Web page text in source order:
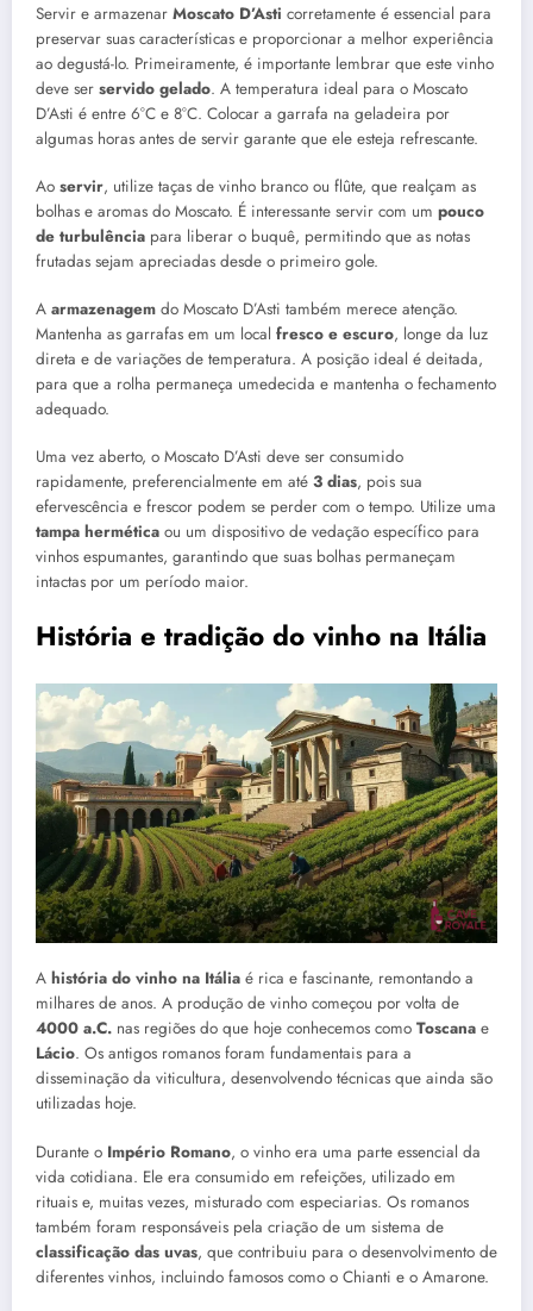
Servir e armazenar Moscato D’Asti corretamente é essencial para
preservar suas características e proporcionar a melhor experiência
ao degustá-lo. Primeiramente, é importante lembrar que este vinho
deve ser servido gelado. A temperatura ideal para o Moscato
D’Asti é entre 6°C e 8°C. Colocar a garrafa na geladeira por
algumas horas antes de servir garante que ele esteja refrescante.
Ao servir, utilize taças de vinho branco ou flûte, que realçam as
bolhas e aromas do Moscato. É interessante servir com um pouco
de turbulência para liberar o buquê, permitindo que as notas
frutadas sejam apreciadas desde o primeiro gole.
A armazenagem do Moscato D’Asti também merece atenção.
Mantenha as garrafas em um local fresco e escuro, longe da luz
direta e de variações de temperatura. A posição ideal é deitada,
para que a rolha permaneça umedecida e mantenha o fechamento
adequado.
Uma vez aberto, o Moscato D’Asti deve ser consumido
rapidamente, preferencialmente em até 3 dias, pois sua
efervescência e frescor podem se perder com o tempo. Utilize uma
tampa hermética ou um dispositivo de vedação específico para
vinhos espumantes, garantindo que suas bolhas permaneçam
intactas por um período maior.
História e tradição do vinho na Itália
A história do vinho na Itália é rica e fascinante, remontando a
milhares de anos. A produção de vinho começou por volta de
4000 a.C. nas regiões do que hoje conhecemos como Toscana e
Lácio. Os antigos romanos foram fundamentais para a
disseminação da viticultura, desenvolvendo técnicas que ainda são
utilizadas hoje.
Durante o Império Romano, o vinho era uma parte essencial da
vida cotidiana. Ele era consumido em refeições, utilizado em
rituais e, muitas vezes, misturado com especiarias. Os romanos
também foram responsáveis pela criação de um sistema de
classificação das uvas, que contribuiu para o desenvolvimento de
diferentes vinhos, incluindo famosos como o Chianti e o Amarone.